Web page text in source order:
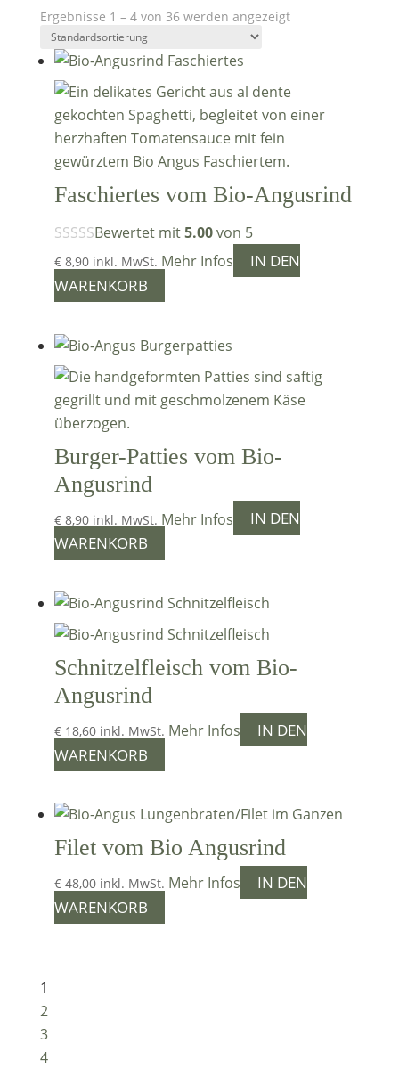
Ergebnisse 1 – 4 von 36 werden angezeigt
Faschiertes vom Bio-Angusrind
Bewertet mit5.00von 5
€8,90 inkl. MwSt. Mehr Infos
IN DEN
WARENKORB
Burger-Patties vom Bio-
Angusrind
€8,90 inkl. MwSt. Mehr Infos
IN DEN
WARENKORB
Schnitzelfleisch vom Bio-
Angusrind
€18,60 inkl. MwSt. Mehr Infos
IN DEN
WARENKORB
Filet vom Bio Angusrind
€48,00 inkl. MwSt. Mehr Infos
IN DEN
WARENKORB
1
2
3
4